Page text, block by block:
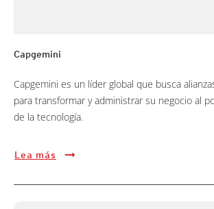
Capgemini
Capgemini es un líder global que busca
para transformar y administrar su negocio al
de la tecnología.
Lea más